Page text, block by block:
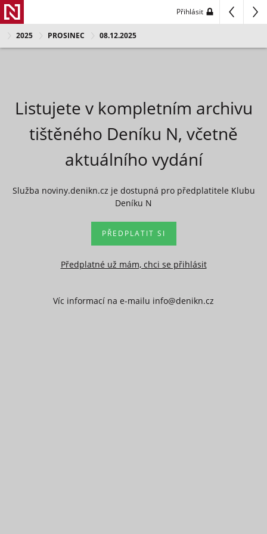
Přihlásit
2025 PROSINEC 08.12.2025
Listujete v kompletním archivu
tištěného Deníku N, včetně
aktuálního vydání
Služba noviny.denikn.cz je dostupná pro předplatitele Klubu
Deníku N
PŘEDPLATIT SI
Předplatné už mám, chci se přihlásit
Víc informací na e-mailu info@denikn.cz